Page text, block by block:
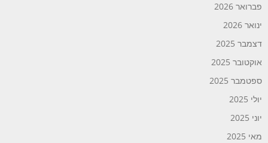
פברואר 2026
ינואר 2026
דצמבר 2025
אוקטובר 2025
ספטמבר 2025
יולי 2025
יוני 2025
מאי 2025